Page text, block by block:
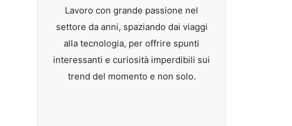
Lavoro con grande passione nel
settore da anni, spaziando dai viaggi
alla tecnologia, per offrire spunti
interessanti e curiosità imperdibili sui
trend del momento e non solo.